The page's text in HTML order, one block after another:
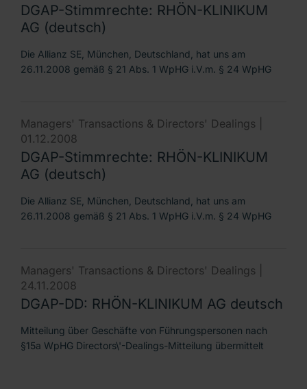
DGAP-Stimmrechte: RHÖN-KLINIKUM
AG (deutsch)
Die Allianz SE, München, Deutschland, hat uns am
26.11.2008 gemäß § 21 Abs. 1 WpHG i.V.m. § 24 WpHG
Managers' Transactions & Directors' Dealings |
01.12.2008
DGAP-Stimmrechte: RHÖN-KLINIKUM
AG (deutsch)
Die Allianz SE, München, Deutschland, hat uns am
26.11.2008 gemäß § 21 Abs. 1 WpHG i.V.m. § 24 WpHG
Managers' Transactions & Directors' Dealings |
24.11.2008
DGAP-DD: RHÖN-KLINIKUM AG deutsch
Mitteilung über Geschäfte von Führungspersonen nach
§15a WpHG Directors\'-Dealings-Mitteilung übermittelt